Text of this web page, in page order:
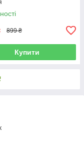
899 ₴
Купити